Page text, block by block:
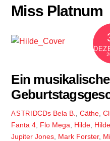
Miss Platnum
Ein
ASTRIDCDs Bela B. ,Cäthe ,
Fanta 4 Flo Mega Hilde
Jupiter Jones Mark Forster,